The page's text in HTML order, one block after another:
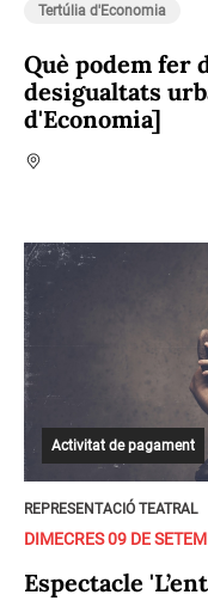
Tertúlia d'Economia
Què podem fer
desigualtats
d'Economia]
Activitat de pagament
REPRESENTACIÓ TEATRAL
DIMECRES 09 DE
Espectacle